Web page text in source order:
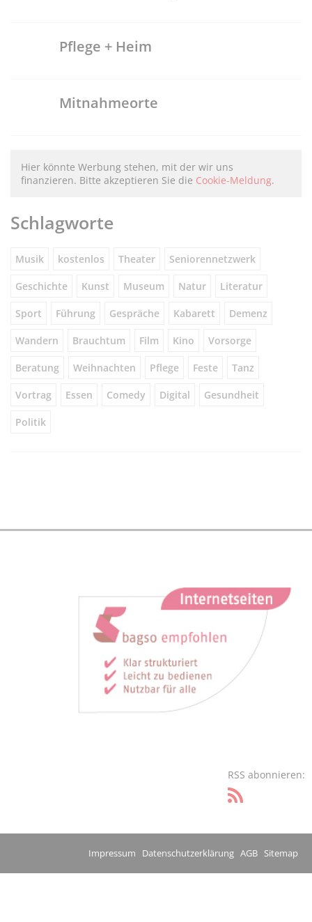
Pflege + Heim
Mitnahmeorte
Hier könnte Werbung stehen, mit der wir uns
finanzieren. Bitte akzeptieren Sie die Cookie-Meldung.
Schlagworte
Musik kostenlos Theater Seniorennetzwerk
Geschichte Kunst Museum Natur Literatur
Sport Führung Gespräche Kabarett Demenz
Wandern Brauchtum Film Kino Vorsorge
Beratung Weihnachten Pflege Feste Tanz
Vortrag Essen Comedy Digital Gesundheit
Politik
RSS abonnieren:
Impressum Datenschutzerklärung AGB Sitemap